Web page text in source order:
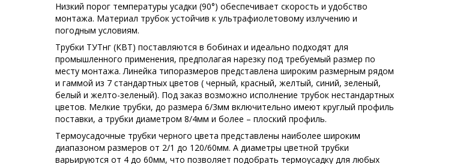
Низкий порог температуры усадки (90°) обеспечивает скорость и удобство
монтажа. Материал трубок устойчив к ультрафиолетовому излучению и
погодным условиям.
Трубки ТУТнг (КВТ) поставляются в бобинах и идеально подходят для
промышленного применения, предполагая нарезку под требуемый размер по
месту монтажа. Линейка типоразмеров представлена широким размерным рядом
и гаммой из 7 стандартных цветов ( черный, красный, желтый, синий, зеленый,
белый и желто-зеленый). Под заказ возможно исполнение трубок нестандартных
цветов. Мелкие трубки, до размера 6/3мм включительно имеют круглый профиль
поставки, а трубки диаметром 8/4мм и более – плоский профиль.
Термоусадочные трубки черного цвета представлены наиболее широким
диапазоном размеров от 2/1 до 120/60мм. А диаметры цветной трубки
варьируются от 4 до 60мм, что позволяет подобрать термоусадку для любых